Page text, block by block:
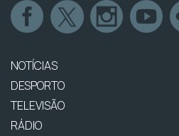
NOTÍCIAS
DESPORTO
TELEVISÃO
RÁDIO